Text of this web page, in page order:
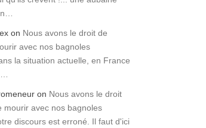
on Nous avons le droit de
avec nos bagnoles
la situation actuelle, en France
on Nous avons le droit
mourir avec nos bagnoles
discours est erroné. Il faut d'ici